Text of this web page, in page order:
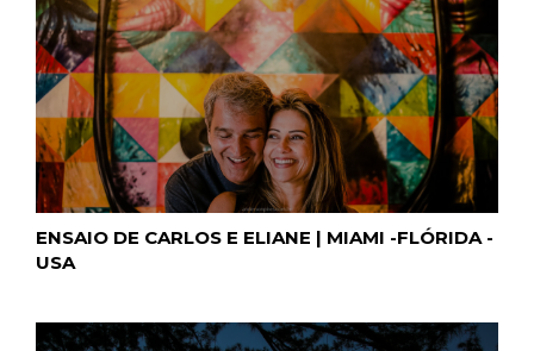
ENSAIO DE CARLOS E ELIANE | MIAMI -FLÓRIDA -
USA